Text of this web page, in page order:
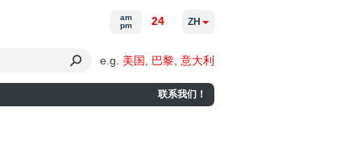
e.g. 美国 巴黎 意大利
联系我们！
am
pm
24 ZH